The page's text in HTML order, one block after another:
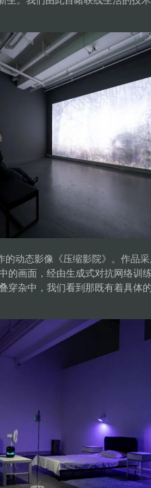
的动态影像《压缩影院》。作品
的画面，经由生成式对抗网络训
穿杂中，我们看到那既有着具体